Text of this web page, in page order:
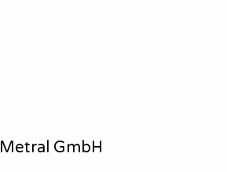
Metral GmbH